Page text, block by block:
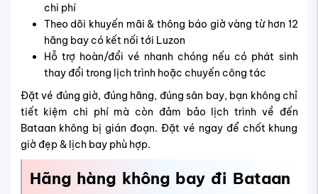
chi phí
Theo dõi khuyến mãi & thông báo giờ vàng từ hơn 12
hãng bay có kết nối tới Luzon
Hỗ trợ hoàn/đổi vé nhanh chóng nếu có phát sinh
thay đổi trong lịch trình hoặc chuyến công tác
Đặt vé đúng giờ, đúng hãng, đúng sân bay, bạn không chỉ
tiết kiệm chi phí mà còn đảm bảo lịch trình về đến
Bataan không bị gián đoạn. Đặt vé ngay để chốt khung
giờ đẹp & lịch bay phù hợp.
Hãng hàng không bay đi Bataan